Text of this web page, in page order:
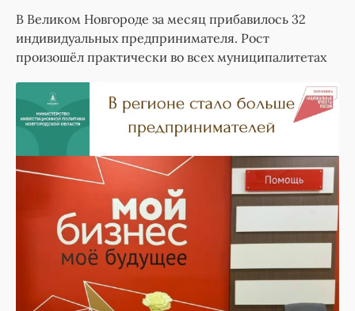
В Великом Новгороде за месяц прибавилось 32
индивидуальных предпринимателя. Рост
произошёл практически во всех муниципалитетах